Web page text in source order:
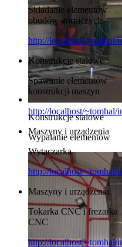
Konstrukcje stalowe
Wypalanie elementów
Składanie elementów
obudów górniczych
http://localhost/~tomhal/
Konstrukcje stalowe
Spawanie elementów
konstrukcji maszyn
http://localhost/~tomhal/
Maszyny i urządzenia
Wytaczarka
http://localhost/~tomhal/
Maszyny i urządzenia
Tokarka CNC i frezarka
CNC
http://localhost/~tomhal/